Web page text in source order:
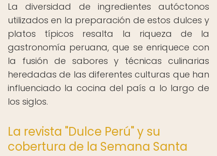
La diversidad de ingredientes autóctonos
utilizados en la preparación de estos dulces y
platos típicos resalta la riqueza de la
gastronomía peruana, que se enriquece con
la fusión de sabores y técnicas culinarias
heredadas de las diferentes culturas que han
influenciado la cocina del país a lo largo de
los siglos.
La revista "Dulce Perú" y su
cobertura de la Semana Santa